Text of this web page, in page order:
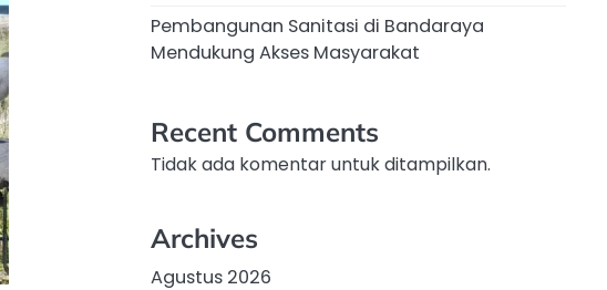
Pembangunan Sanitasi di Bandaraya
Mendukung Akses Masyarakat
Recent Comments
Tidak ada komentar untuk ditampilkan.
Archives
Agustus 2026